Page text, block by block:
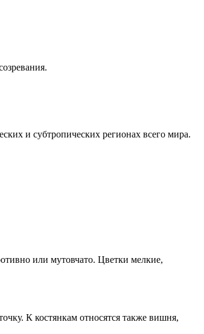
и субтропических регионах всего мира.
или мутовчато. Цветки мелкие,
К костянкам относятся также вишня,